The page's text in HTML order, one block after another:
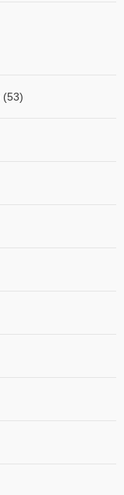
(53)